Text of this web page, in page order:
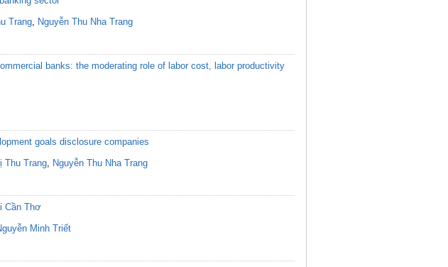
Trang, Nguyễn Thu Nha Trang
banks: the moderating role of labor cost, labor productivity
goals disclosure companies
Thu Trang, Nguyễn Thu Nha Trang
Cần Thơ
Minh Triết